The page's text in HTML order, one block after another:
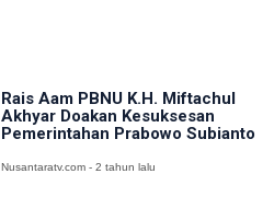
Rais Aam PBNU K.H. Miftachul
Akhyar Doakan Kesuksesan
Pemerintahan Prabowo Subianto
Nusantaratv.com - 2 tahun lalu